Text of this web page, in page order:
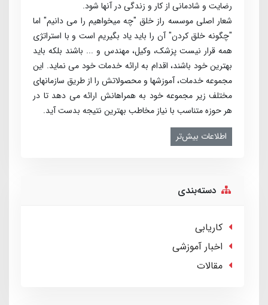
رضایت و شادمانی از کار و زندگی در آنها شود.
شعار اصلی موسسه راز خلق "چه می­خواهیم را می­ دانیم" اما
"چگونه خلق کردن" آن را باید یاد بگیریم است و با استراتژی
همه قرار نیست پزشک، وکیل، مهندس و ... باشند بلکه باید
بهترین خود باشند، اقدام به ارائه خدمات خود می­ نماید. این
مجموعه خدمات، آموزش­ها و محصولاتش را از طریق سازمان­های
مختلف زیر مجموعه خود به همراهانش ارائه می­ دهد تا در
هر حوزه متناسب با نیاز مخاطب بهترین نتیجه بدست آید.
اطلاعات بیش‌تر
دسته‌بندی
کاریابی
اخبار آموزشی
مقالات